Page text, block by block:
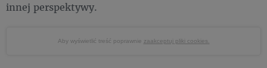
innej perspektywy.
Aby wyświetlić treść poprawnie zaakceptuj pliki cookies.